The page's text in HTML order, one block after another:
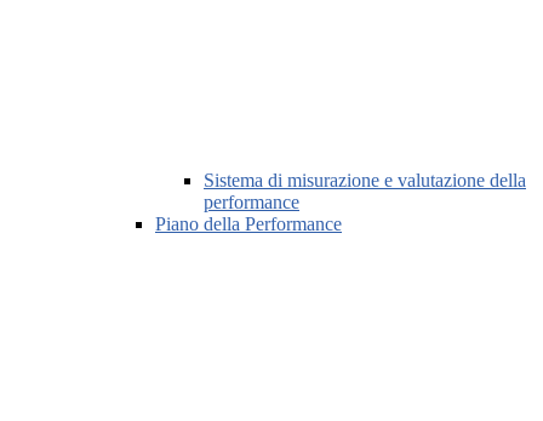
Sistema di misurazione e valutazione della
performance
Piano della Performance